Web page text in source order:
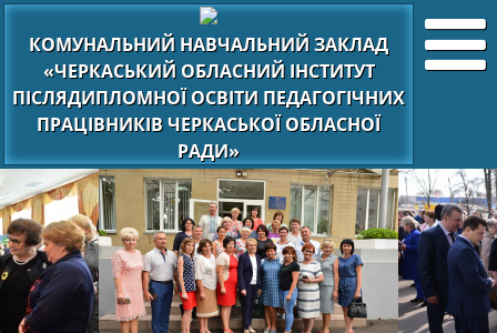
КОМУНАЛЬНИЙ НАВЧАЛЬНИЙ ЗАКЛАД
«ЧЕРКАСЬКИЙ ОБЛАСНИЙ ІНСТИТУТ
ПІСЛЯДИПЛОМНОЇ ОСВІТИ ПЕДАГОГІЧНИХ
ПРАЦІВНИКІВ ЧЕРКАСЬКОЇ ОБЛАСНОЇ
РАДИ»